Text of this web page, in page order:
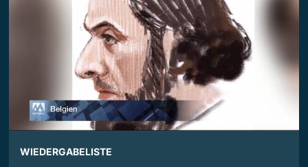
WIEDERGABELISTE